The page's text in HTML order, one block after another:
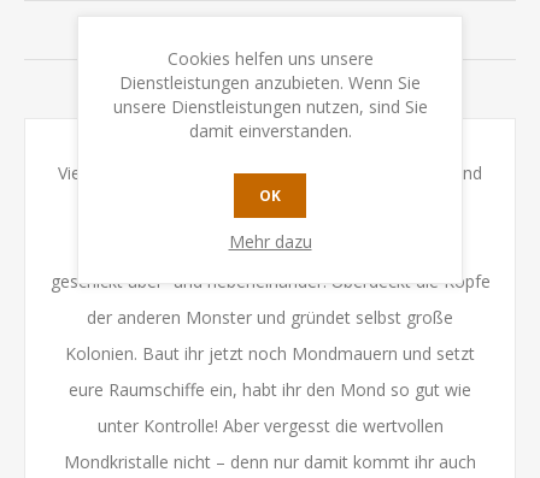
KONTAKTIEREN SIE UNS
Vier Monster reisen von der Erde ins All, um den Mond
zu erobern. Natürlich gönnt keines von ihnen den
anderen den Sieg! Platziert eure Monster-Karten
geschickt über- und nebeneinander. Überdeckt die Köpfe
der anderen Monster und gründet selbst große
Kolonien. Baut ihr jetzt noch Mondmauern und setzt
eure Raumschiffe ein, habt ihr den Mond so gut wie
unter Kontrolle! Aber vergesst die wertvollen
Mondkristalle nicht – denn nur damit kommt ihr auch
Cookies helfen uns unsere
Dienstleistungen anzubieten. Wenn Sie
unsere Dienstleistungen nutzen, sind Sie
damit einverstanden.
OK
Mehr dazu